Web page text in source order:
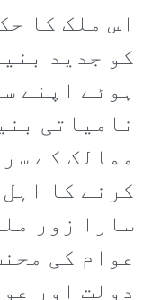
اس ملک کا
کو جدید
ہوئے اپنے
نامیاتی
ممالک کے
کرنے کا
سارا زور
عوام کی